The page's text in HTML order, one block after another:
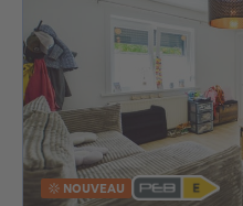
NOUVEAU